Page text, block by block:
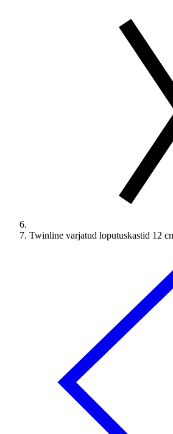
Twinline varjatud loputuskastid 12